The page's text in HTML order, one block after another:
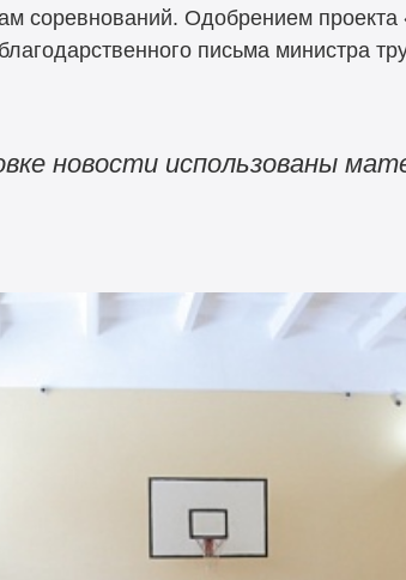
соревнований. Одобрением проекта
письма министра
новости использованы